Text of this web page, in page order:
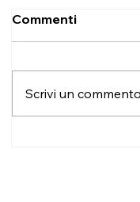
Commenti
Scrivi un